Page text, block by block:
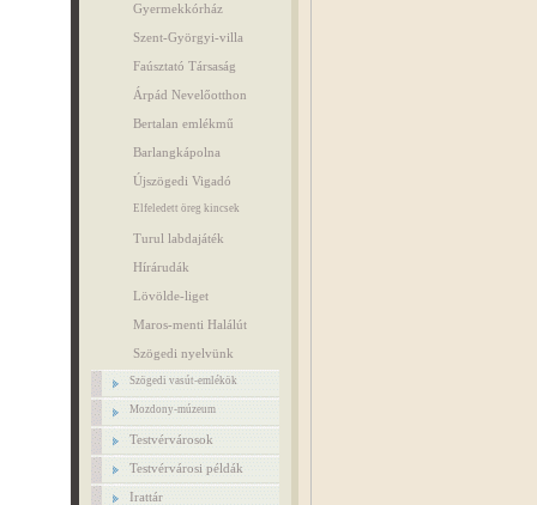
Gyermekkórház
Szent-Györgyi-villa
Faúsztató Társaság
Árpád Nevelőotthon
Bertalan emlékmű
Barlangkápolna
Újszögedi Vigadó
Elfeledett öreg kincsek
Turul labdajáték
Hírárudák
Lövölde-liget
Maros-menti Halálút
Szögedi nyelvünk
Szögedi vasút-emlékök
Mozdony-múzeum
Testvérvárosok
Testvérvárosi példák
Irattár